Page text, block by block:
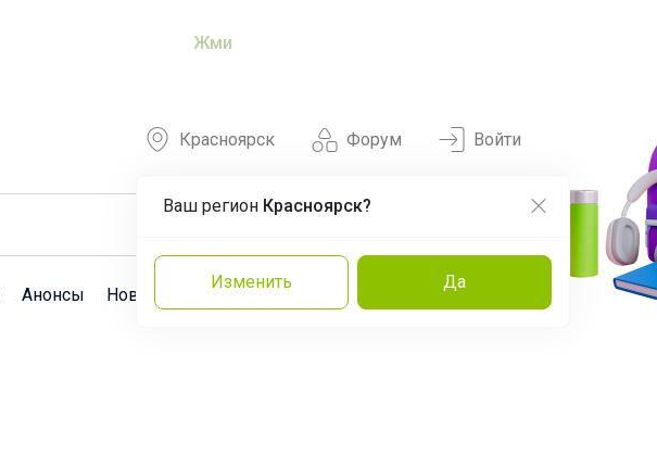
Жми
Форум
Красноярск
Ваш регион Красноярск?
Изменить Да
Войти
Анонсы Новости Команда Эксперты